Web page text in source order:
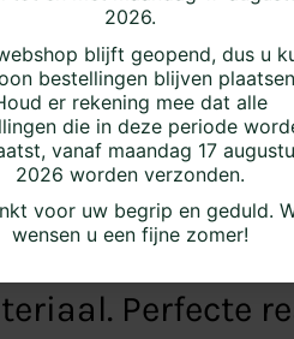
je eigen
Perfecte